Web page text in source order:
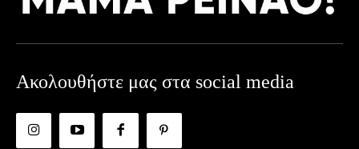
Ακολουθήστε μας στα social media